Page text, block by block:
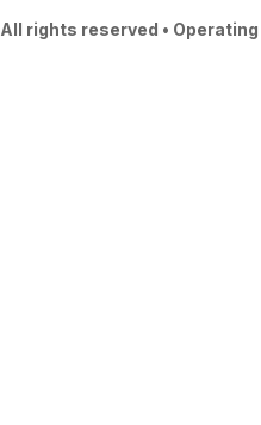
All rights reserved • Operating